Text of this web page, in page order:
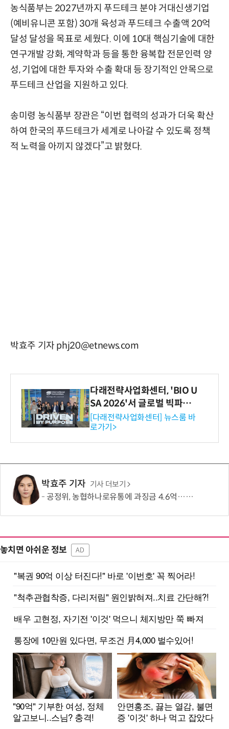
농식품부는 2027년까지 푸드테크 분야 거대신생기업
(예비유니콘 포함) 30개 육성과 푸드테크 수출액 20억
달성 달성을 목표로 세웠다. 이에 10대 핵심기술에 대한
연구개발 강화, 계약학과 등을 통한 융복합 전문인력 양
성, 기업에 대한 투자와 수출 확대 등 장기적인 안목으로
푸드테크 산업을 지원하고 있다.
송미령 농식품부 장관은 “이번 협력의 성과가 더욱 확산
하여 한국의 푸드테크가 세계로 나아갈 수 있도록 정책
적 노력을 아끼지 않겠다”고 밝혔다.
박효주 기자 phj20@etnews.com
다래전략사업화센터, 'BIO U
SA 2026'서 글로벌 빅파마
와의 비즈니스 미팅 지원…K
-바이오 해외 진출 교두보 확
보
[다래전략사업화센터] 뉴스룸 바
로가기>
박효주 기자 기사 더보기
공정위, 농협하나로유통에 과징금 4.6억…계약서 늑장 교부·장려금 부당 수취
놓치면 아쉬운 정보 AD